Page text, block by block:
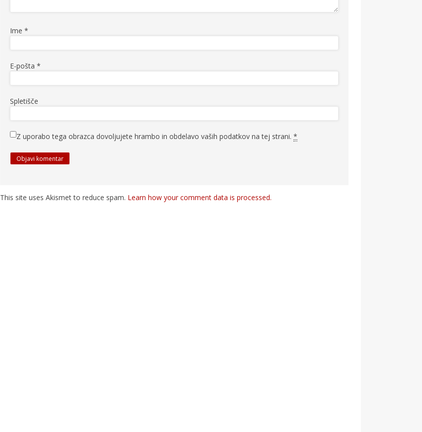
Ime *
E-pošta *
Spletišče
Z uporabo tega obrazca dovoljujete hrambo in obdelavo vaših podatkov na tej strani. *
This site uses Akismet to reduce spam. Learn how your comment data is processed.